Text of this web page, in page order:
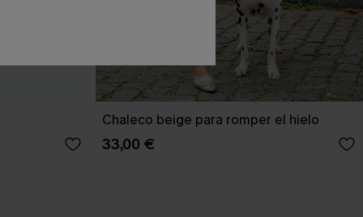
Chaleco beige para romper el hielo
33,00 €